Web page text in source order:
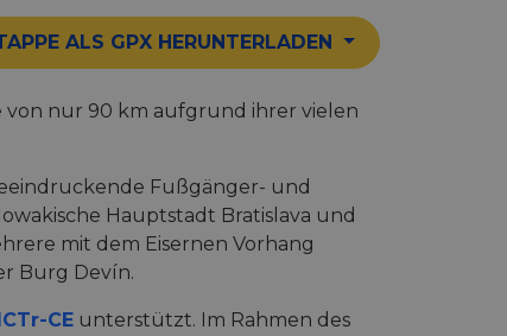
ALS GPX HERUNTERLADEN
von nur 90 km aufgrund ihrer vielen
Fußgänger- und
Hauptstadt Bratislava und
mit dem Eisernen Vorhang
Burg Devín.
CE unterstützt. Im Rahmen des